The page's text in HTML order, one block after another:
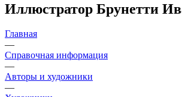
Иллюстратор Брунетти
Главная
—
Справочная информация
—
Авторы и художники
—